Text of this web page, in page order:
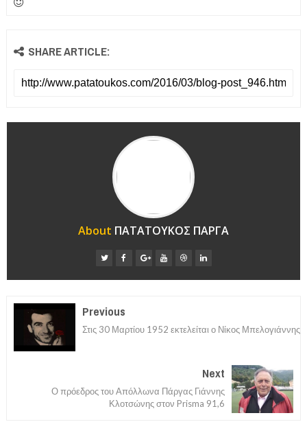
SHARE ARTICLE:
About ΠΑΤΑΤΟΥΚΟΣ ΠΑΡΓΑ
Previous
Στις 30 Μαρτίου 1952 εκτελείται ο Νίκος Μπελογιάννης
Next
Ο πρόεδρος του Απόλλωνα Πάργας Γιάννης
Κλοτσώνης στον Prisma 91,6